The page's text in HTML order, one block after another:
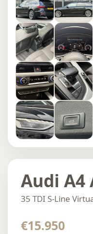
Audi A4
35 TDI S-Line
€15.950